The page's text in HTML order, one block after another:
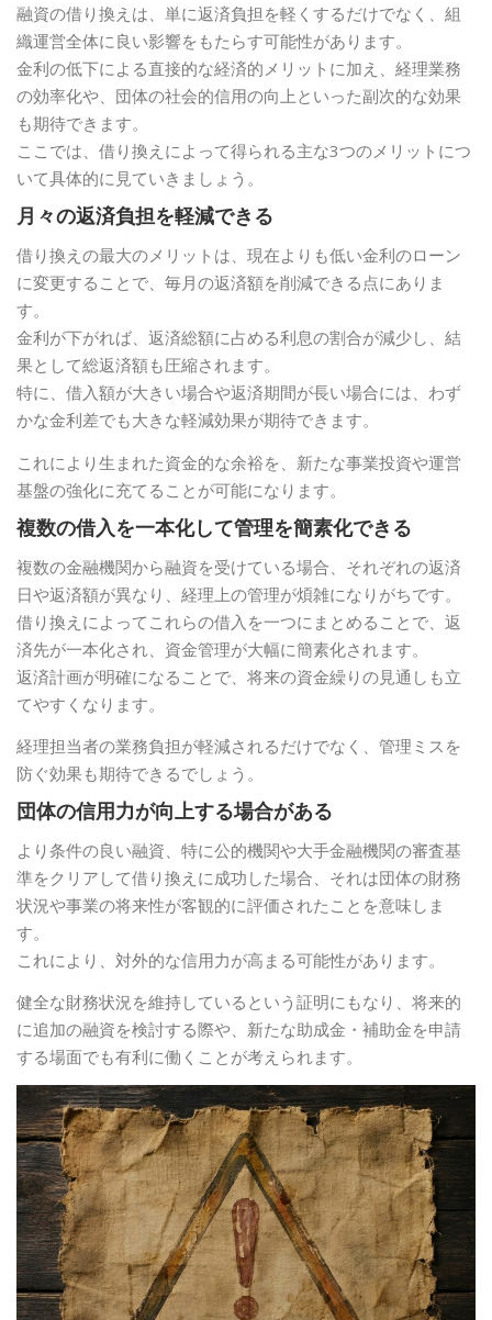
融資の借り換えは、単に返済負担を軽くするだけでなく、組
織運営全体に良い影響をもたらす可能性があります。
金利の低下による直接的な経済的メリットに加え、経理業務
の効率化や、団体の社会的信用の向上といった副次的な効果
も期待できます。
ここでは、借り換えによって得られる主な3つのメリットにつ
いて具体的に見ていきましょう。
月々の返済負担を軽減できる
借り換えの最大のメリットは、現在よりも低い金利のローン
に変更することで、毎月の返済額を削減できる点にありま
す。
金利が下がれば、返済総額に占める利息の割合が減少し、結
果として総返済額も圧縮されます。
特に、借入額が大きい場合や返済期間が長い場合には、わず
かな金利差でも大きな軽減効果が期待できます。
これにより生まれた資金的な余裕を、新たな事業投資や運営
基盤の強化に充てることが可能になります。
複数の借入を一本化して管理を簡素化できる
複数の金融機関から融資を受けている場合、それぞれの返済
日や返済額が異なり、経理上の管理が煩雑になりがちです。
借り換えによってこれらの借入を一つにまとめることで、返
済先が一本化され、資金管理が大幅に簡素化されます。
返済計画が明確になることで、将来の資金繰りの見通しも立
てやすくなります。
経理担当者の業務負担が軽減されるだけでなく、管理ミスを
防ぐ効果も期待できるでしょう。
団体の信用力が向上する場合がある
より条件の良い融資、特に公的機関や大手金融機関の審査基
準をクリアして借り換えに成功した場合、それは団体の財務
状況や事業の将来性が客観的に評価されたことを意味しま
す。
これにより、対外的な信用力が高まる可能性があります。
健全な財務状況を維持しているという証明にもなり、将来的
に追加の融資を検討する際や、新たな助成金・補助金を申請
する場面でも有利に働くことが考えられます。